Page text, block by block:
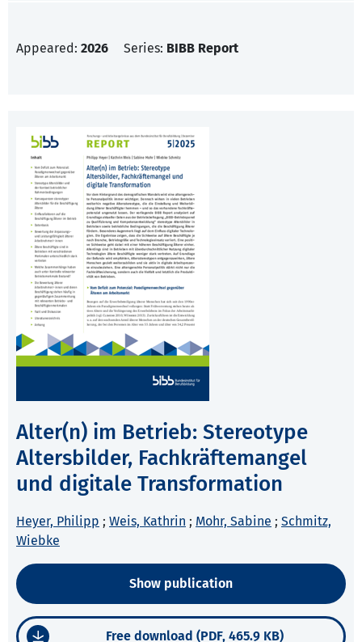
Appeared: 2026 Series: BIBB Report
Alter(n) im Betrieb: Stereotype
Altersbilder, Fachkräftemangel
und digitale Transformation
Heyer, Philipp ; Weis, Kathrin ; Mohr, Sabine ; Schmitz,
Wiebke
Show publication
Free download (PDF, 465.9 KB)